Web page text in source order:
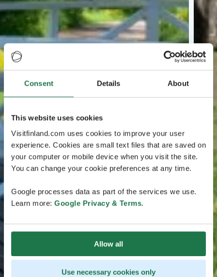
Consent Details About
This website uses cookies
Visitfinland.com uses cookies to improve your user
experience. Cookies are small text files that are saved on
your computer or mobile device when you visit the site.
You can change your cookie preferences at any time.
Google processes data as part of the services we use.
Learn more: Google Privacy & Terms.
Allow all
Use necessary cookies only